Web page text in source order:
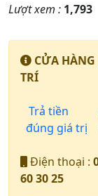
Lượt xem : 1,793
CỬA HÀNG
TRÍ
Trả tiền
đúng giá trị
Điện thoại :
60 30 25